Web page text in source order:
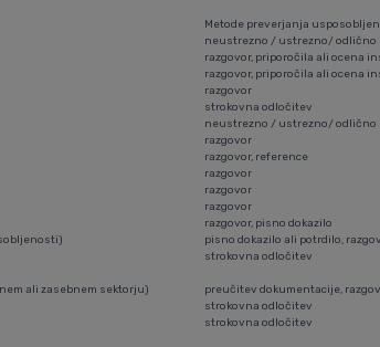
Metode preverjanja
neustrezno / ustrezno/ odlično
razgovor, priporočila ali ocena
razgovor, priporočila ali ocena
razgovor
strokovna odločitev
neustrezno / ustrezno/ odlično
razgovor
razgovor, reference
razgovor
razgovor
razgovor
razgovor, pisno dokazilo
pisno dokazilo ali potrdilo,
strokovna odločitev
ali zasebnem sektorju)
preučitev dokumentacije,
strokovna odločitev
strokovna odločitev